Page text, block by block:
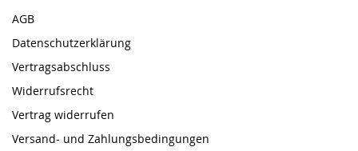
AGB
Datenschutzerklärung
Vertragsabschluss
Widerrufsrecht
Vertrag widerrufen
Versand- und Zahlungsbedingungen